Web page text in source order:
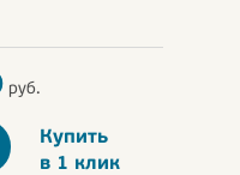
руб.
Купить
в 1 клик